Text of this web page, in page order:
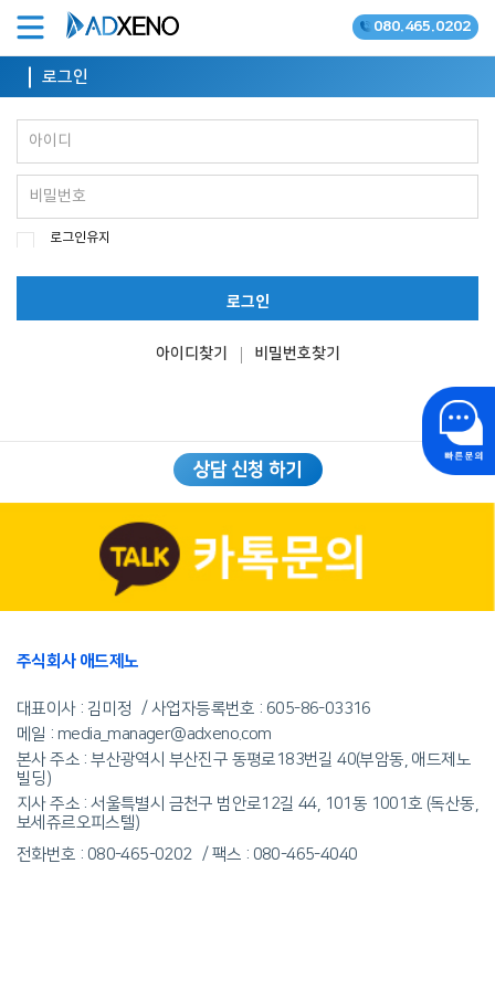
온라인광고 공식대행사 080.465.0202
로그인
로그인유지
로그인
아이디찾기 비밀번호찾기
상담 신청 하기
주식회사 애드제노
대표이사 : 김미정 사업자등록번호 : 605-86-03316
메일 : media_manager@adxeno.com
본사 주소 : 부산광역시 부산진구 동평로183번길 40(부암동, 애드제노
빌딩)
지사 주소 : 서울특별시 금천구 범안로12길 44, 101동 1001호 (독산동,
보세쥬르오피스텔)
전화번호 : 080-465-0202
팩스 : 080-465-4040